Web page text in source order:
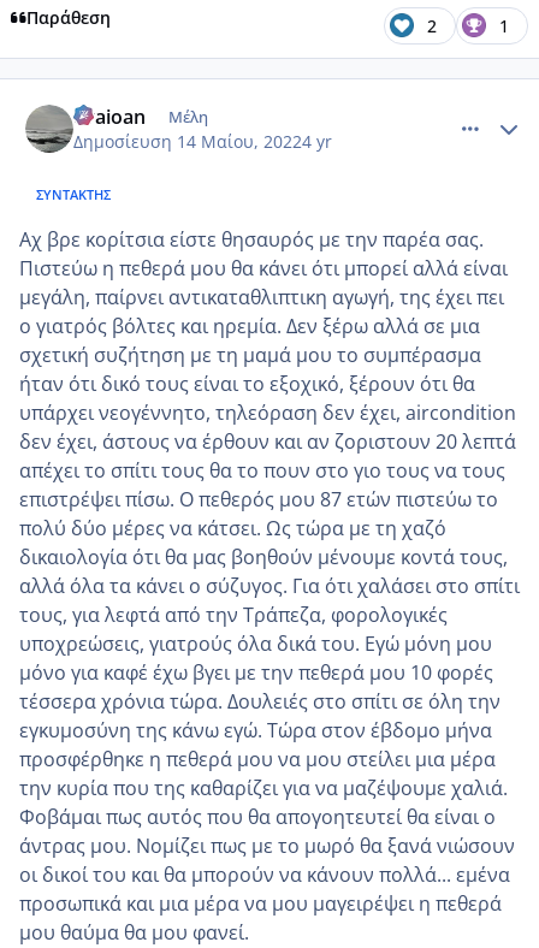
Παράθεση 2 1
evaioan Μέλη
Δημοσίευση 14 Μαίου, 20224 yr
ΣΥΝΤΆΚΤΗΣ
Αχ βρε κορίτσια είστε θησαυρός με την παρέα σας.
Πιστεύω η πεθερά μου θα κάνει ότι μπορεί αλλά είναι
μεγάλη, παίρνει αντικαταθλιπτικη αγωγή, της έχει πει
ο γιατρός βόλτες και ηρεμία. Δεν ξέρω αλλά σε μια
σχετική συζήτηση με τη μαμά μου το συμπέρασμα
ήταν ότι δικό τους είναι το εξοχικό, ξέρουν ότι θα
υπάρχει νεογέννητο, τηλεόραση δεν έχει, aircondition
δεν έχει, άστους να έρθουν και αν ζοριστουν 20 λεπτά
απέχει το σπίτι τους θα το πουν στο γιο τους να τους
επιστρέψει πίσω. Ο πεθερός μου 87 ετών πιστεύω το
πολύ δύο μέρες να κάτσει. Ως τώρα με τη χαζό
δικαιολογία ότι θα μας βοηθούν μένουμε κοντά τους,
αλλά όλα τα κάνει ο σύζυγος. Για ότι χαλάσει στο σπίτι
τους, για λεφτά από την Τράπεζα, φορολογικές
υποχρεώσεις, γιατρούς όλα δικά του. Εγώ μόνη μου
μόνο για καφέ έχω βγει με την πεθερά μου 10 φορές
τέσσερα χρόνια τώρα. Δουλειές στο σπίτι σε όλη την
εγκυμοσύνη της κάνω εγώ. Τώρα στον έβδομο μήνα
προσφέρθηκε η πεθερά μου να μου στείλει μια μέρα
την κυρία που της καθαρίζει για να μαζέψουμε χαλιά.
Φοβάμαι πως αυτός που θα απογοητευτεί θα είναι ο
άντρας μου. Νομίζει πως με το μωρό θα ξανά νιώσουν
οι δικοί του και θα μπορούν να κάνουν πολλά... εμένα
προσωπικά και μια μέρα να μου μαγειρέψει η πεθερά
μου θαύμα θα μου φανεί.